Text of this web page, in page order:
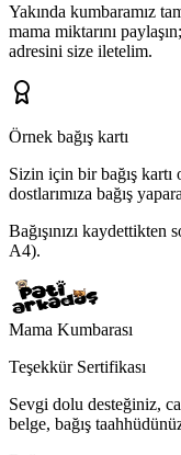
Yakında kumbaramız
mama miktarını
adresini size iletelim.
Örnek bağış kartı
Sizin için bir bağış kartı
dostlarımıza bağış
Bağışınızı
A4).
Mama Kumbarası
Teşekkür Sertifikası
Sevgi dolu desteğiniz,
belge, bağış